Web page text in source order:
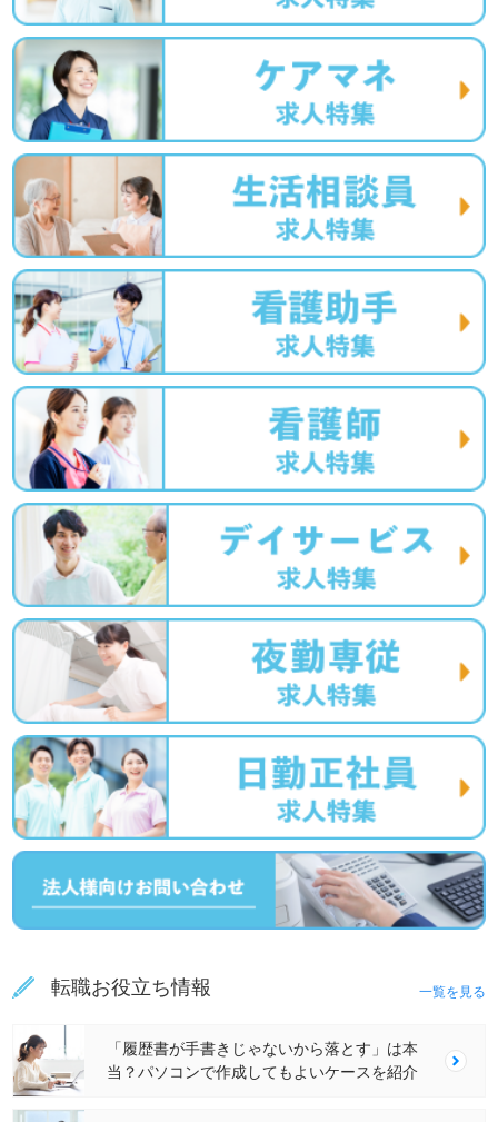
転職お役立ち情報 一覧を見る
「履歴書が手書きじゃないから落とす」は本
当？パソコンで作成してもよいケースを紹介